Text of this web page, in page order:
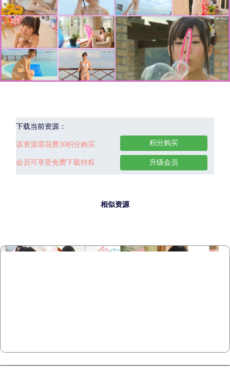
下载当前资源：
该资源需花费30积分购买
会员可享受免费下载特权
积分购买
升级会员
相似资源